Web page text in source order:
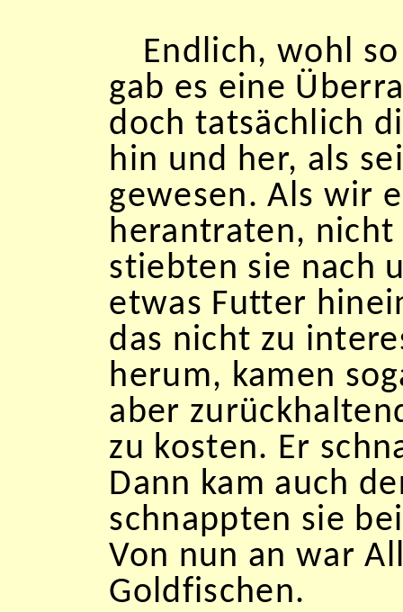
Endlich, wohl
gab es eine
doch tatsächlich
hin und her, als
gewesen. Als wir
herantraten, nicht
stiebten sie nach
etwas Futter
das nicht zu
herum, kamen
aber
zu kosten. Er
Dann kam auch
schnappten sie
Von nun an war
Goldfischen.